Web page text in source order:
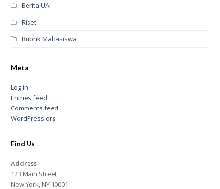
Berita UAI
Riset
Rubrik Mahasiswa
Meta
Log in
Entries feed
Comments feed
WordPress.org
Find Us
Address
123 Main Street
New York, NY 10001